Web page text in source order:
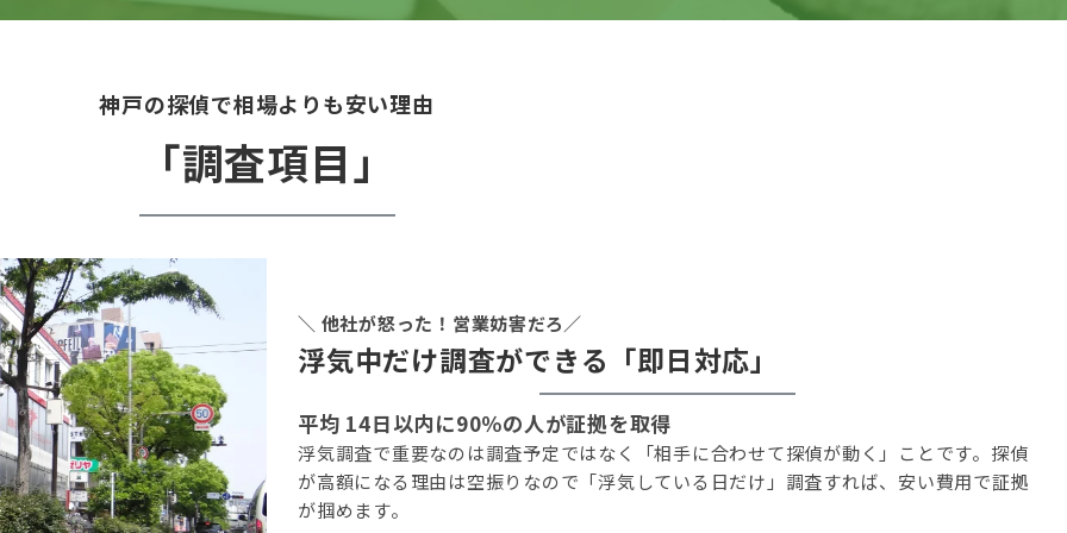
神戸の探偵で相場よりも安い理由
「調査項目」
＼ 他社が怒った！営業妨害だろ／
浮気中だけ調査ができる「即日対応」
平均 14日以内に90％の人が証拠を取得
浮気調査で重要なのは調査予定ではなく「相手に合わせて探偵が動く」ことです。探偵
が高額になる理由は空振りなので「浮気している日だけ」調査すれば、安い費用で証拠
が掴めます。